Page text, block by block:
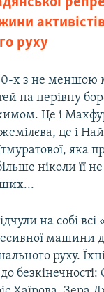
активістів
руху
х з не меншою
на нерівну
Це і
це і
яка
ніколи її
на собі всі
машини
руху.
безкінечності: